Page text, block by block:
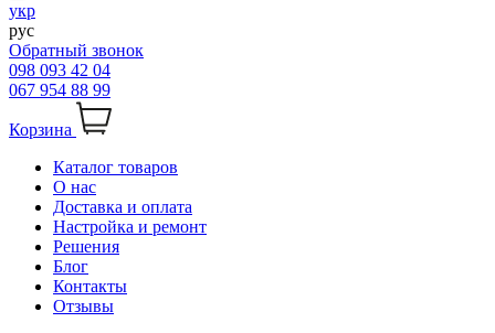
укр
рус
Обратный звонок
098 093 42 04
067 954 88 99
Корзина
Каталог товаров
О нас
Доставка и оплата
Настройка и ремонт
Решения
Блог
Контакты
Отзывы